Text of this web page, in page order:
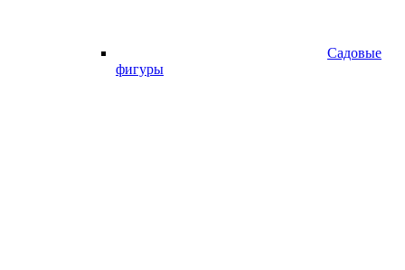
Садовые
фигуры